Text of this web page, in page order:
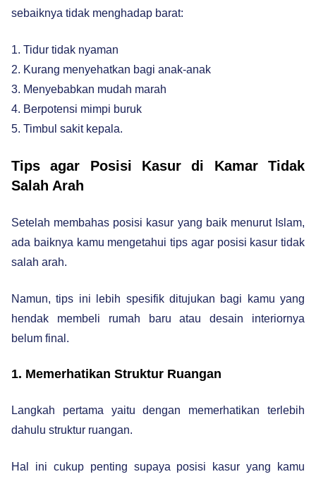
sebaiknya tidak menghadap barat:
1. Tidur tidak nyaman
2. Kurang menyehatkan bagi anak-anak
3. Menyebabkan mudah marah
4. Berpotensi mimpi buruk
5. Timbul sakit kepala.
Tips agar Posisi Kasur di Kamar Tidak
Salah Arah
Setelah membahas posisi kasur yang baik menurut Islam,
ada baiknya kamu mengetahui tips agar posisi kasur tidak
salah arah.
Namun, tips ini lebih spesifik ditujukan bagi kamu yang
hendak membeli rumah baru atau desain interiornya
belum final.
1. Memerhatikan Struktur Ruangan
Langkah pertama yaitu dengan memerhatikan terlebih
dahulu struktur ruangan.
Hal ini cukup penting supaya posisi kasur yang kamu